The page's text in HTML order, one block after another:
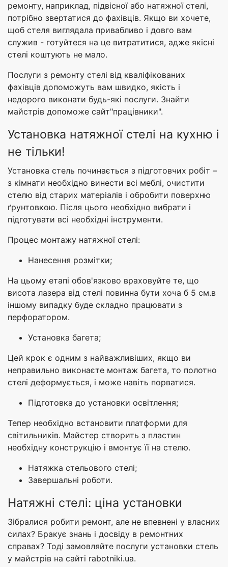
ремонту, наприклад, підвісної або натяжної стелі,
потрібно звертатися до фахівців. Якщо ви хочете,
щоб стеля виглядала привабливо і довго вам
служив - готуйтеся на це витратитися, адже якісні
стелі коштують не мало.
Послуги з ремонту стелі від кваліфікованих
фахівців допоможуть вам швидко, якість і
недорого виконати будь-які послуги. Знайти
майстрів допоможе сайт"працівники".
Установка натяжної стелі на кухню і
не тільки!
Установка стель починається з підготовчих робіт –
з кімнати необхідно винести всі меблі, очистити
стелю від старих матеріалів і обробити поверхню
ґрунтовкою. Після цього необхідно вибрати і
підготувати всі необхідні інструменти.
Процес монтажу натяжної стелі:
Нанесення розмітки;
На цьому етапі обов'язково враховуйте те, що
висота лазера від стелі повинна бути хоча б 5 см.в
іншому випадку буде складно працювати з
перфоратором.
Установка багета;
Цей крок є одним з найважливіших, якщо ви
неправильно виконаєте монтаж багета, то полотно
стелі деформується, і може навіть порватися.
Підготовка до установки освітлення;
Тепер необхідно встановити платформи для
світильників. Майстер створить з пластин
необхідну конструкцію і вмонтує її на стелю.
Натяжка стельового стелі;
Завершальні роботи.
Натяжні стелі: ціна установки
Зібралися робити ремонт, але не впевнені у власних
силах? Бракує знань і досвіду в ремонтних
справах? Тоді замовляйте послуги установки стель
у майстрів на сайті rabotniki.ua.